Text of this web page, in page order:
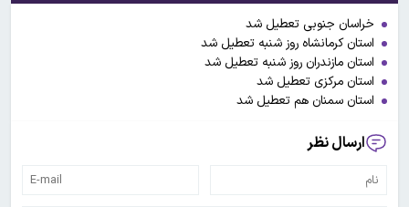
خراسان جنوبی تعطیل شد
استان کرمانشاه روز شنبه تعطیل شد
استان مازندران روز شنبه تعطیل شد
استان مرکزی تعطیل شد
استان سمنان هم تعطیل شد
ارسال نظر